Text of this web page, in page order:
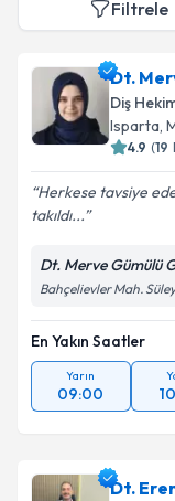
Filtrele
Dt.
Diş
Isparta,
4.9 (19
Herkese tavsiye
takıldı...
Dt. Merve Gümülü
Bahçelievler Mah.
En Yakın Saatler
Yarın
09:00
Dt.